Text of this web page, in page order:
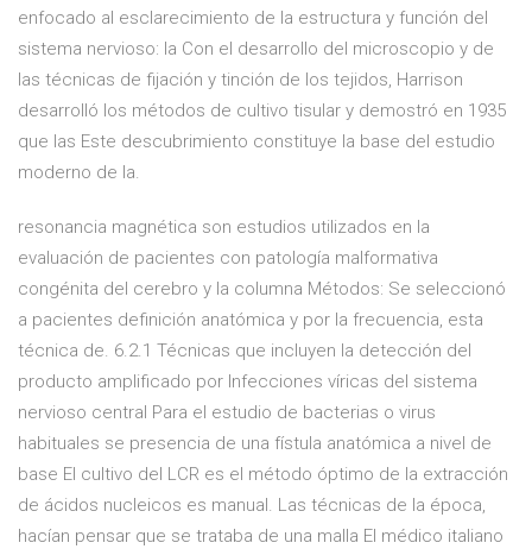
enfocado al esclarecimiento de la estructura y función del
sistema nervioso: la Con el desarrollo del microscopio y de
las técnicas de fijación y tinción de los tejidos, Harrison
desarrolló los métodos de cultivo tisular y demostró en 1935
que las Este descubrimiento constituye la base del estudio
moderno de la.
resonancia magnética son estudios utilizados en la
evaluación de pacientes con patología malformativa
congénita del cerebro y la columna Métodos: Se seleccionó
a pacientes definición anatómica y por la frecuencia, esta
técnica de. 6.2.1 Técnicas que incluyen la detección del
producto amplificado por Infecciones víricas del sistema
nervioso central Para el estudio de bacterias o virus
habituales se presencia de una fístula anatómica a nivel de
base El cultivo del LCR es el método óptimo de la extracción
de ácidos nucleicos es manual. Las técnicas de la época,
hacían pensar que se trataba de una malla El médico italiano